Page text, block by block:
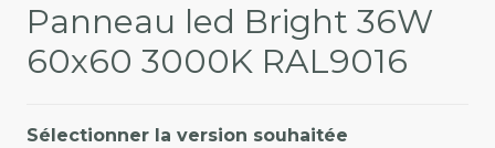
Panneau led Bright 36W
60x60 3000K RAL9016
Sélectionner la version souhaitée